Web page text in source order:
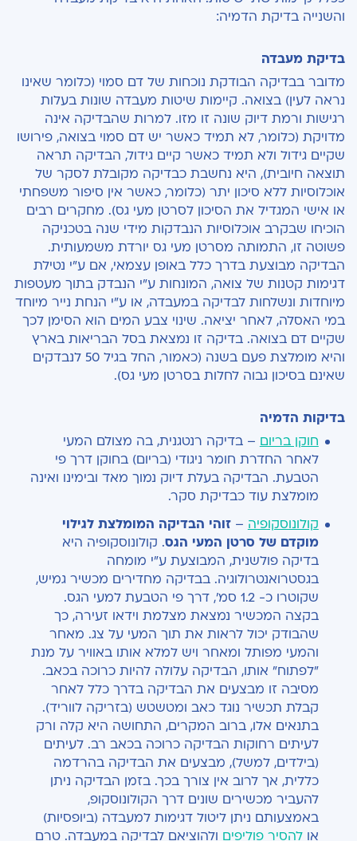
והשנייה בדיקת הדמיה:
בדיקת מעבדה
מדובר בבדיקה הבודקת נוכחות של דם סמוי (כלומר שאינו
נראה לעין) בצואה. קיימות שיטות מעבדה שונות בעלות
רגישות ורמת דיוק שונה זו מזו. למרות שהבדיקה אינה
מדויקת (כלומר, לא תמיד כאשר יש דם סמוי בצואה, פירושו
שקיים גידול ולא תמיד כאשר קיים גידול, הבדיקה תראה
תוצאה חיובית), היא נחשבת כבדיקה מקובלת לסקר של
אוכלוסיות ללא סיכון יתר (כלומר, כאשר אין סיפור משפחתי
או אישי המגדיל את הסיכון לסרטן מעי גס). מחקרים רבים
הוכיחו שבקרב אוכלוסיות הנבדקות מידי שנה בטכניקה
פשוטה זו, התמותה מסרטן מעי גס יורדת משמעותית.
הבדיקה מבוצעת בדרך כלל באופן עצמאי, אם ע"י נטילת
דגימות קטנות של צואה, המונחות ע"י הנבדק בתוך מעטפות
מיוחדות ונשלחות לבדיקה במעבדה, או ע"י הנחת נייר מיוחד
במי האסלה, לאחר יציאה. שינוי צבע המים הוא הסימן לכך
שקיים דם בצואה. בדיקה זו נמצאת בסל הבריאות בארץ
והיא מומלצת פעם בשנה (כאמור, החל בגיל 50 לנבדקים
שאינם בסיכון גבוה לחלות בסרטן מעי גס).
בדיקות הדמיה
חוקן בריום – בדיקה רנטגנית, בה מצולם המעי
לאחר החדרת חומר ניגודי (בריום) בחוקן דרך פי
הטבעת. הבדיקה בעלת דיוק נמוך מאד ובימינו ואינה
מומלצת עוד כבדיקת סקר.
קולונוסקופיה –זוהי הבדיקה המומלצת לגילוי
מוקדם של סרטן המעי הגס. קולונוסקופיה היא
בדיקה פולשנית, המבוצעת ע"י מומחה
בגסטרואנטרולוגיה. בבדיקה מחדירים מכשיר גמיש,
שקוטרו כ- 1.2 סמ', דרך פי הטבעת למעי הגס.
בקצה המכשיר נמצאת מצלמת וידאו זעירה, כך
שהבודק יכול לראות את תוך המעי על צג. מאחר
והמעי מפותל ומאחר ויש למלא אותו באוויר על מנת
"לפתוח" אותו, הבדיקה עלולה להיות כרוכה בכאב.
מסיבה זו מבצעים את הבדיקה בדרך כלל לאחר
קבלת תכשיר נוגד כאב ומטשטש (בזריקה לווריד).
בתנאים אלו, ברוב המקרים, התחושה היא קלה ורק
לעיתים רחוקות הבדיקה כרוכה בכאב רב. לעיתים
(בילדים, למשל), מבצעים את הבדיקה בהרדמה
כללית, אך לרוב אין צורך בכך. בזמן הבדיקה ניתן
להעביר מכשירים שונים דרך הקולונוסקופ,
באמצעותם ניתן ליטול דגימות למעבדה (ביופסיות)
אולהסיר פוליפים ולהוציאם לבדיקה במעבדה. טרם